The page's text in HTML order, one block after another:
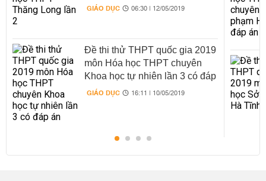
GIÁO DỤC 06:30 | 12/05/2019
Đề thi thử THPT quốc gia 2019
môn Hóa học THPT chuyên
Khoa học tự nhiên lần 3 có đáp
án
GIÁO DỤC 16:11 | 10/05/2019